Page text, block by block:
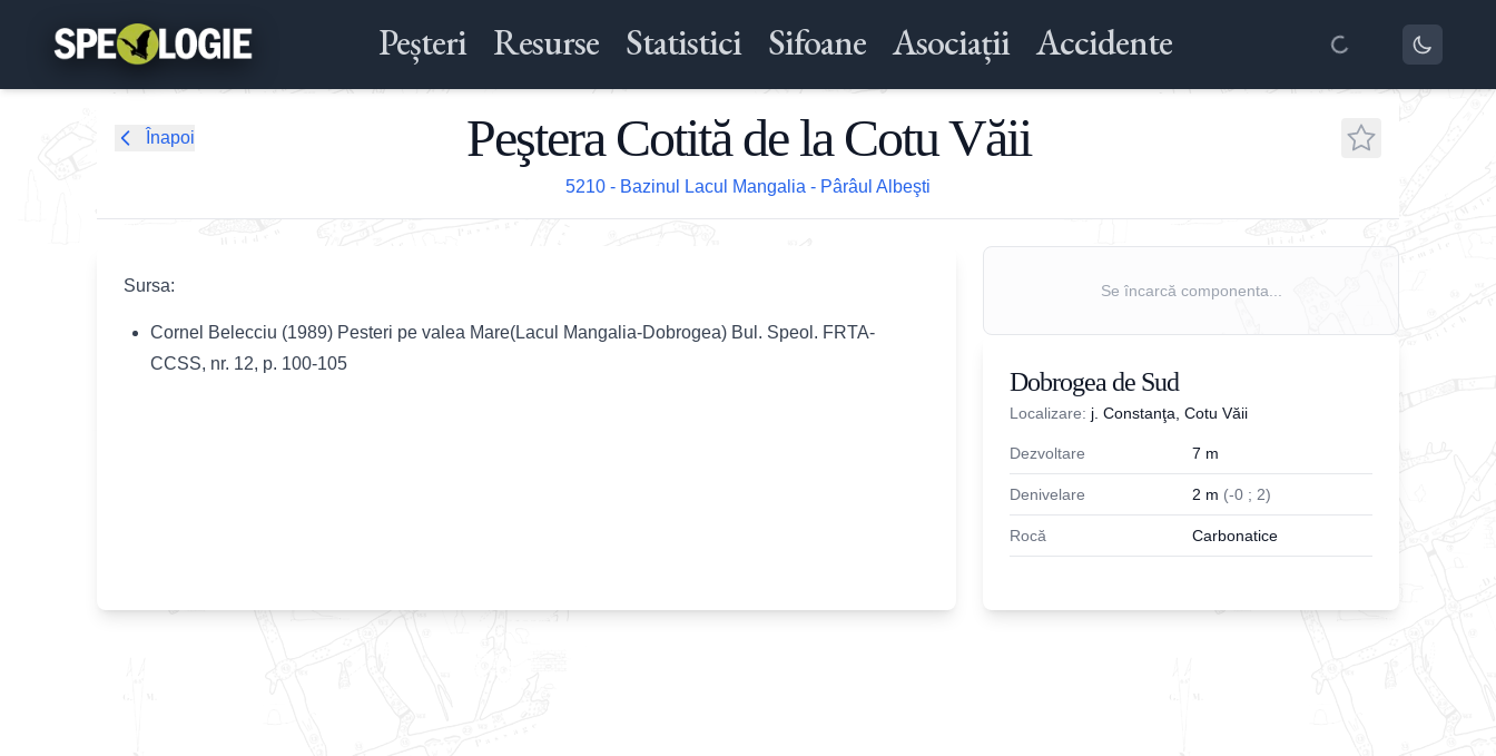
Peșteri Resurse Statistici Sifoane Asociații Accidente
Înapoi Peştera Cotită de la Cotu Văii
5210 - Bazinul Lacul Mangalia - Pârâul Albeşti
Sursa:
Cornel Belecciu (1989) Pesteri pe valea Mare(Lacul Mangalia-Dobrogea) Bul. Speol. FRTA-
CCSS, nr. 12, p. 100-105
Se încarcă componenta...
Dobrogea de Sud
Localizare: j. Constanţa, Cotu Văii
Dezvoltare 7 m
Denivelare 2 m (-0 ; 2)
Rocă Carbonatice